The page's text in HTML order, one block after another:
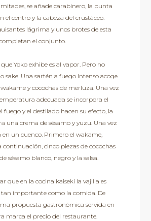
se añade carabinero, la punta
el centro y la cabeza del crustáceo.
lágrima y unos brotes de esta
el conjunto.
Yoko exhibe es al vapor. Pero no
sake. Una sartén a fuego intenso acoge
y cocochas de merluza. Una vez
adecuada se incorpora el
fuego y el destilado hacen su efecto, la
una crema de sésamo y yuzu. Una vez
en un cuenco. Primero el wakame,
continuación, cinco piezas de cocochas
sésamo blanco, negro y la salsa.
que en la cocina kaiseki la vajilla es
importante como la comida. De
propuesta gastronómica servida en
marca el precio del restaurante.